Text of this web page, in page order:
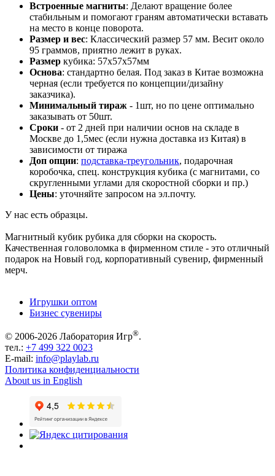
Встроенные магниты: Делают вращение более
стабильным и помогают граням автоматически вставать
на место в конце поворота.
Размер и вес: Классический размер 57 мм. Весит около
95 граммов, приятно лежит в руках.
Размер кубика: 57х57х57мм
Основа: стандартно белая. Под заказ в Китае возможна
черная (если требуется по концепции/дизайну
заказчика).
Минимальный тираж - 1шт, но по цене оптимально
заказывать от 50шт.
Сроки - от 2 дней при наличии основ на складе в
Москве до 1,5мес (если нужна доставка из Китая) в
зависимости от тиража
Доп опции: подставка-треугольник, подарочная
коробочка, спец. конструкция кубика (с магнитами, со
скругленными углами для скоростной сборки и пр.)
Цены: уточняйте запросом на эл.почту.
У нас есть образцы.
Магнитный кубик рубика для сборки на скорость.
Качественная головоломка в фирменном стиле - это отличный
подарок на Новый год, корпоративный сувенир, фирменный
мерч.
Игрушки оптом
Бизнес сувениры
© 2006-2026 Лаборатория Игр®.
тел.: +7 499 322 0023
E-mail: info@playlab.ru
Политика конфиденциальности
About us in English